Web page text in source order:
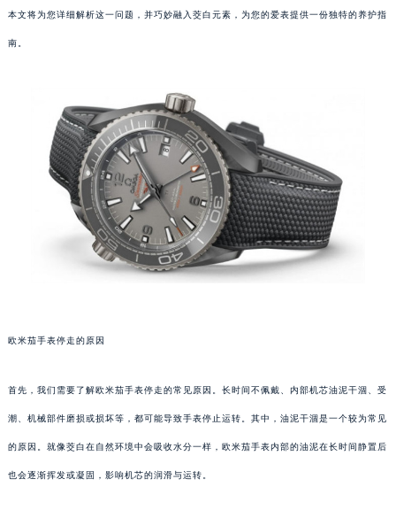
本文将为您详细解析这一问题，并巧妙融入茭白元素，为您的爱表提供一份独特的养护指
南。
欧米茄手表停走的原因
首先，我们需要了解欧米茄手表停走的常见原因。长时间不佩戴、内部机芯油泥干涸、受
潮、机械部件磨损或损坏等，都可能导致手表停止运转。其中，油泥干涸是一个较为常见
的原因。就像茭白在自然环境中会吸收水分一样，欧米茄手表内部的油泥在长时间静置后
也会逐渐挥发或凝固，影响机芯的润滑与运转。